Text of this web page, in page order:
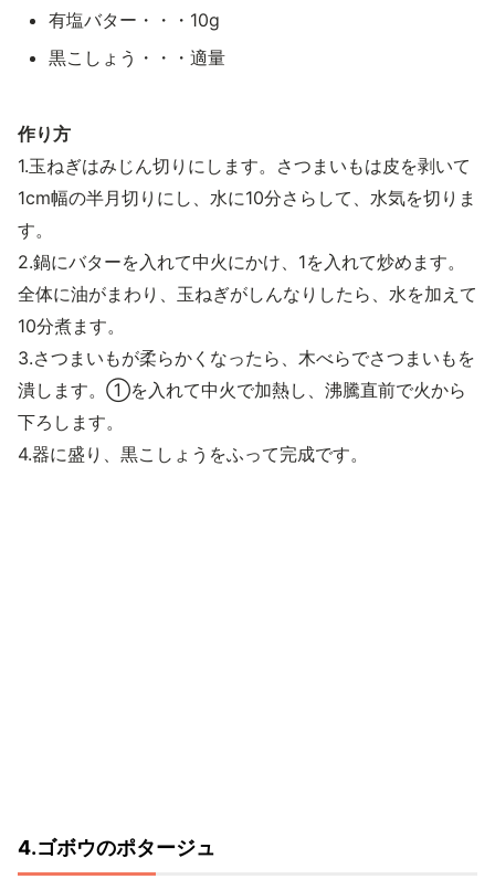
有塩バター・・・10g
黒こしょう・・・適量
作り方
1.玉ねぎはみじん切りにします。さつまいもは皮を剥いて
1cm幅の半月切りにし、水に10分さらして、水気を切りま
す。
2.鍋にバターを入れて中火にかけ、1を入れて炒めます。
全体に油がまわり、玉ねぎがしんなりしたら、水を加えて
10分煮ます。
3.さつまいもが柔らかくなったら、木べらでさつまいもを
潰します。①を入れて中火で加熱し、沸騰直前で火から
下ろします。
4.器に盛り、黒こしょうをふって完成です。
4.ゴボウのポタージュ